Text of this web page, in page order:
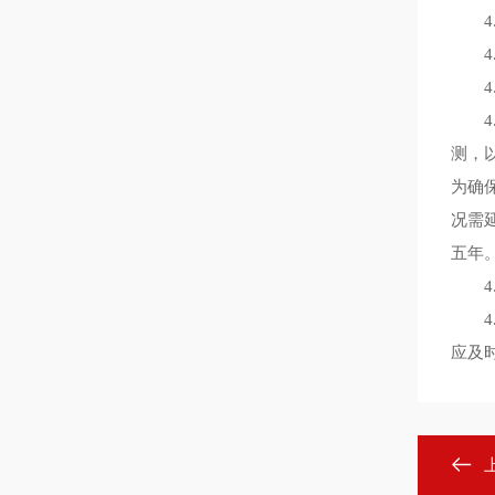
4.1
4.2
4.3
4.4
测，
为确
况需
五年
4.5
4.6
应及